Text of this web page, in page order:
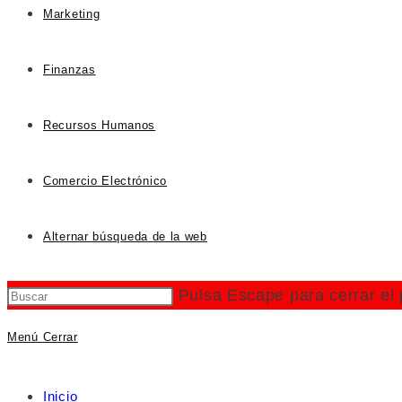
Marketing
Finanzas
Recursos Humanos
Comercio Electrónico
Alternar búsqueda de la web
Pulsa Escape para cerrar el
Menú Cerrar
Inicio